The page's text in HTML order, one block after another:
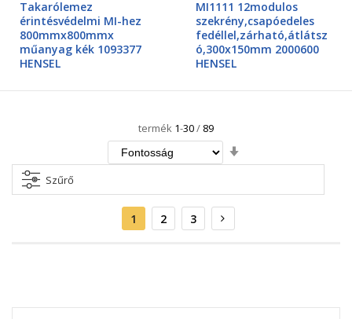
Takarólemez
érintésvédelmi MI-hez
800mmx800mmx
műanyag kék 1093377
HENSEL
MI1111 12modulos
szekrény,csapóedeles
fedéllel,zárható,átlátsz
ó,300x150mm 2000600
HENSEL
termék 1-30/ 89
irány
Szűrő
Oldal
Aktuális
oldal
1 Oldal
2 Oldal
3 Oldal
Következő